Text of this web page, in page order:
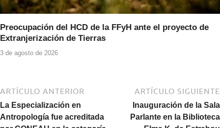
Preocupación del HCD de la FFyH ante el proyecto de
Extranjerización de Tierras
3 de agosto de 2026
ARTÍCULO ANTERIOR
La Especialización en
Antropología fue acreditada
ARTÍCULO SIGUIENTE
Inauguración de la Sala
Parlante en la Biblioteca